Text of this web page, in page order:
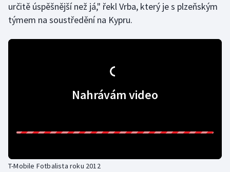
Jezdectví
Motorsport
určitě úspěšnější než já," řekl Vrba, který je s plzeňským
týmem na soustředění na Kypru.
Nahrávám video
T-Mobile Fotbalista roku 2012